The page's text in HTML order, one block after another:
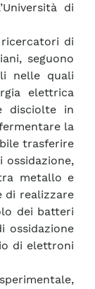
di
di
seguono
nelle quali
elettrica
disciolte in
la
trasferire
metallo e
di realizzare
dei batteri
ossidazione
di elettroni